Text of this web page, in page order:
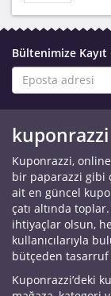
Bültenimize Kayıt
Kuponrazzi,
bir paparazzi gibi
ait en güncel
çatı altında
ihtiyaçlar olsun,
kullanıcılarıyla
bütçeden
Kuponrazzi’deki